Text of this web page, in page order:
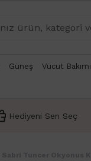
Güneş Vücut Bakımı
Hediyeni Sen Seç